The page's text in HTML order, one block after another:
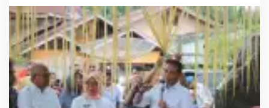
a
c
h
r
u
l
R
a
y